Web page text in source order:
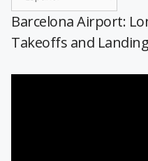
Barcelona Airport:
Takeoffs and